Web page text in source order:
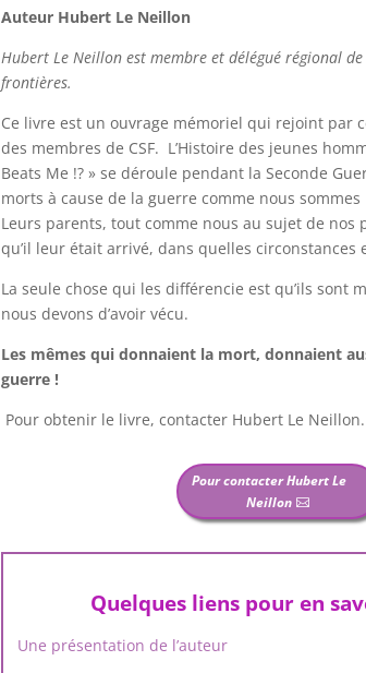
Auteur Hubert Le Neillon
Hubert Le Neillon est membre et délégué régional
frontières.
Ce livre est un ouvrage mémoriel qui rejoint par
des membres de CSF. L’Histoire des jeunes
Beats Me !? » se déroule pendant la Seconde
morts à cause de la guerre comme nous
Leurs parents, tout comme nous au sujet de nos
qu’il leur était arrivé, dans quelles circonstances
La seule chose qui les différencie est qu’ils sont
nous devons d’avoir vécu.
Les mêmes qui donnaient la mort, donnaient
guerre !
Pour obtenir le livre, contacter Hubert Le Neillon.
Pour contacter Hubert Le
Neillon
Quelques liens pour en
Une présentation de l’auteur